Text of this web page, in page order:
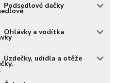
Podsedlové dečky
Ohlávky a vodítka
Uzdečky, udidla a otěže